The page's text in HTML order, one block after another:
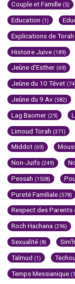
Couple et Famille (5)
Education (1)
Explications de Torah
Histoire Juive (189)
Jeûne d'Esther (69)
Jeûne du 10 Tévet
Jeûne du 9 Av (582)
Lag Baomer (29)
Limoud Torah (371)
Middot (69)
Non-Juifs (249)
Pessah (1508)
Pureté Familiale (578)
Respect des Parents
Roch Hachana (296)
Sexualité (8)
Talmud (1)
Temps Messianique